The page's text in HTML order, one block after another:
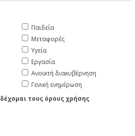
Παιδεία
Μεταφορές
Υγεία
Εργασία
Ανοικτή διακυβέρνηση
Γενική ενημέρωση
τους όρους χρήσης